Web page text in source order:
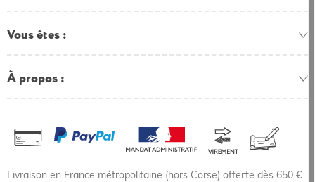
Vous êtes
À propos
Livraison en France métropolitaine (hors Corse) offerte dès 650 €